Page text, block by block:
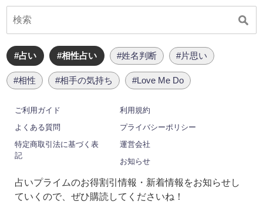
#占い #相性占い #姓名判断 #片思い
#相性 #相手の気持ち #Love Me Do
ご利用ガイド
利用規約
よくある質問
プライバシーポリシー
特定商取引法に基づく表
記
運営会社
お知らせ
占いプライムのお得割引情報・新着情報をお知らせし
ていくので、ぜひ購読してくださいね！